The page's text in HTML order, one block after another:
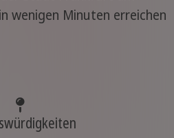
wenigen Minuten erreichen